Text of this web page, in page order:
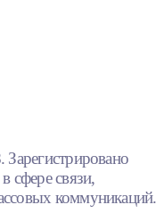
сфере связи,
коммуникаций.